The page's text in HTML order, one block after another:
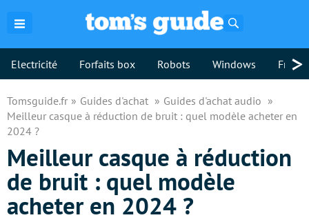
Electricité Forfaits box Robots Windows >
Tomsguide.fr Guides d'achat
Guides d'achat audio
Meilleur casque à réduction de bruit : quel modèle acheter en
2024 ?
Meilleur casque à réduction
de bruit : quel modèle
acheter en 2024 ?